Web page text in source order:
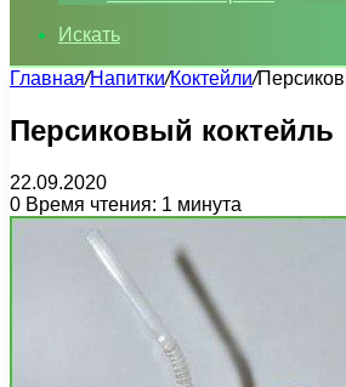
Искать
Главная/Напитки/Коктейли/
Персиковый коктейль
22.09.2020
0 Время чтения: 1 минута